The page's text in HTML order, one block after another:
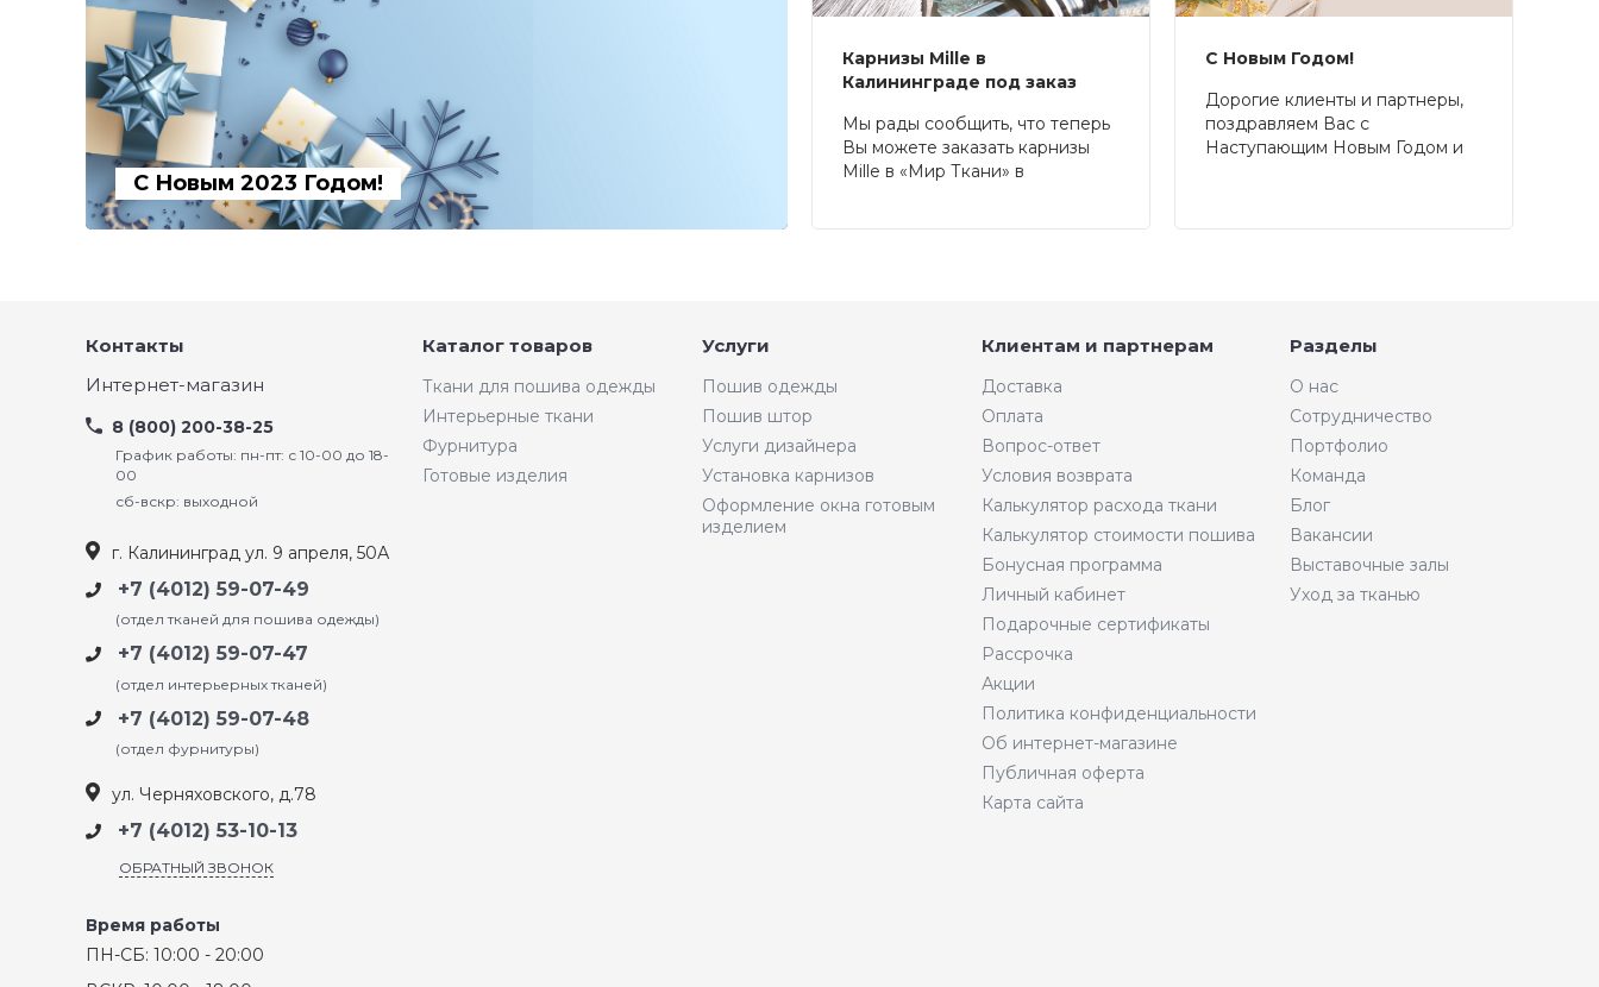
С Новым 2023 Годом!
Карнизы Mille в
Калининграде под заказ
Мы рады сообщить, что теперь
Вы можете заказать карнизы
Mille в «Мир Ткани» в
С Новым Годом!
Дорогие клиенты и партнеры,
поздравляем Вас с
Наступающим Новым Годом и
Контакты
Интернет-магазин
8 (800) 200-38-25
График работы: пн-пт: с 10-00 до 18-
00
сб-вскр: выходной
г. Калининград ул. 9 апреля, 50А
+7 (4012) 59-07-49
(отдел тканей для пошива одежды)
+7 (4012) 59-07-47
(отдел интерьерных тканей)
+7 (4012) 59-07-48
(отдел фурнитуры)
ул. Черняховского, д.78
+7 (4012) 53-10-13
ОБРАТНЫЙ ЗВОНОК
Время работы
ПН-СБ: 10:00 - 20:00
Каталог товаров
Ткани для пошива одежды
Интерьерные ткани
Фурнитура
Готовые изделия
Услуги
Пошив одежды
Пошив штор
Услуги дизайнера
Установка карнизов
Оформление окна готовым
изделием
Клиентам и партнерам
Доставка
Оплата
Вопрос-ответ
Условия возврата
Калькулятор расхода ткани
Калькулятор стоимости пошива
Бонусная программа
Личный кабинет
Подарочные сертификаты
Рассрочка
Акции
Политика конфиденциальности
Об интернет-магазине
Публичная оферта
Карта сайта
Разделы
О нас
Сотрудничество
Портфолио
Команда
Блог
Вакансии
Выставочные залы
Уход за тканью